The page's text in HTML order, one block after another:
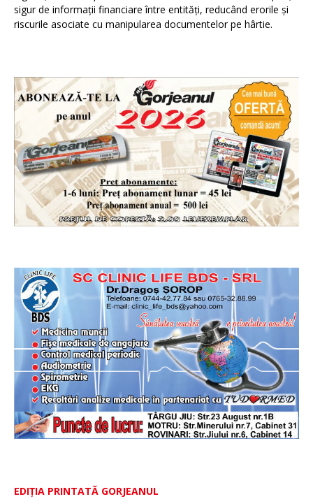
sigur de informații financiare între entități, reducând erorile și
riscurile asociate cu manipularea documentelor pe hârtie.
EDIȚIA PRINTATĂ GORJEANUL